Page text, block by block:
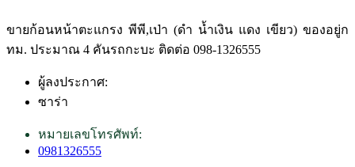
ขายก้อนหน้าตะแกรง พีพี,เป่า (ดำ น้ำเงิน แดง เขียว) ของอยู่ก
ทม. ประมาณ 4 คันรถกะบะ ติดต่อ 098-1326555
ผู้ลงประกาศ:
ซาร่า
หมายเลขโทรศัพท์:
0981326555